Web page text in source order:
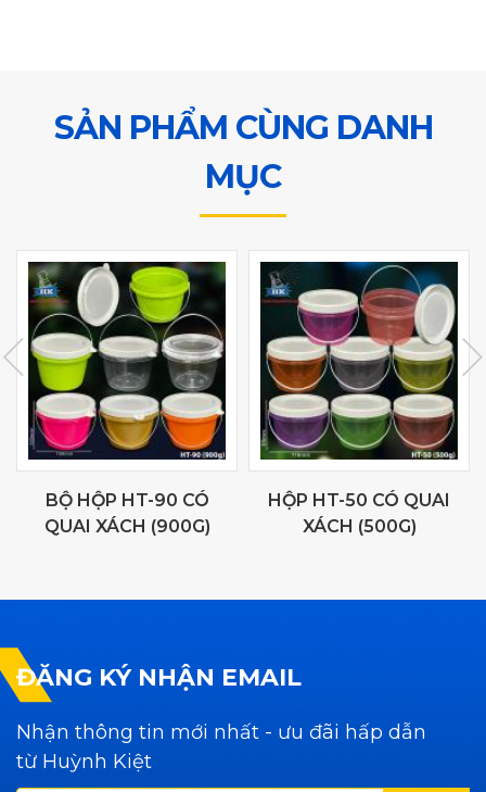
SẢN PHẨM CÙNG DANH
MỤC
BỘ HỘP HT-90 CÓ
QUAI XÁCH (900G)
HỘP HT-50 CÓ QUAI
XÁCH (500G)
ĐĂNG KÝ NHẬN EMAIL
Nhận thông tin mới nhất - ưu đãi hấp dẫn
từ Huỳnh Kiệt